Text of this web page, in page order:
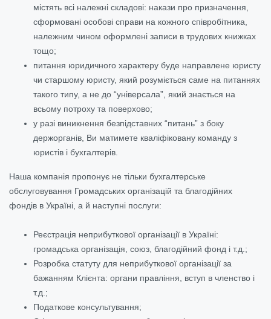
містять всі належні складові: накази про призначення,
сформовані особові справи на кожного співробітника,
належним чином оформлені записи в трудових книжках
тощо;
питання юридичного характеру буде направлене юристу
чи старшому юристу, який розуміється саме на питаннях
такого типу, а не до “універсала”, який знається на
всьому потроху та поверхово;
у разі виникнення безпідставних “питань” з боку
держорганів, Ви матимете кваліфіковану команду з
юристів і бухгалтерів.
Наша компанія пропонує не тільки бухгалтерське
обслуговування Громадських організацій та благодійних
фондів в Україні, а й наступні послуги:
Реєстрація неприбуткової організації в Україні:
громадська організація, союз, благодійний фонд і т.д.;
Розробка статуту для неприбуткової організації за
бажанням Клієнта: органи правління, вступ в членство і
т.д.;
Податкове консультування;